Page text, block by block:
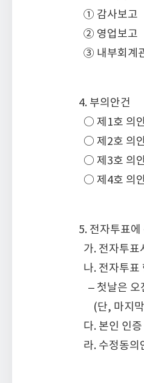
① 감사보고
② 영업보고
③ 내부회계
4. 부의안건
○ 제1호 의
○ 제2호 의
○ 제3호 의
○ 제4호 의
5. 전자투표에
가. 전자투표
나. 전자투
– 첫날은 오
(단, 마지막
다. 본인 인
라. 수정동